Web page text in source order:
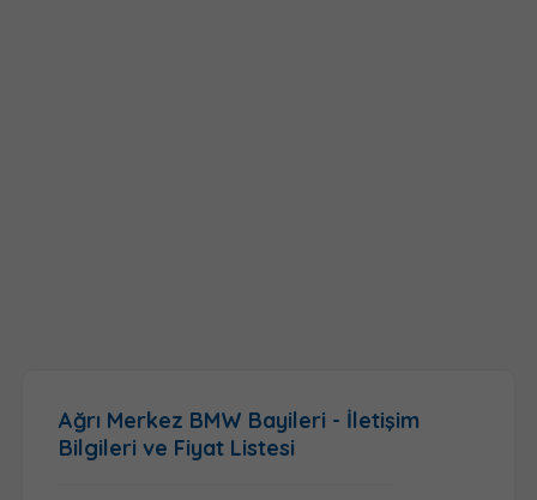
Ağrı Merkez BMW Bayileri - İletişim
Bilgileri ve Fiyat Listesi